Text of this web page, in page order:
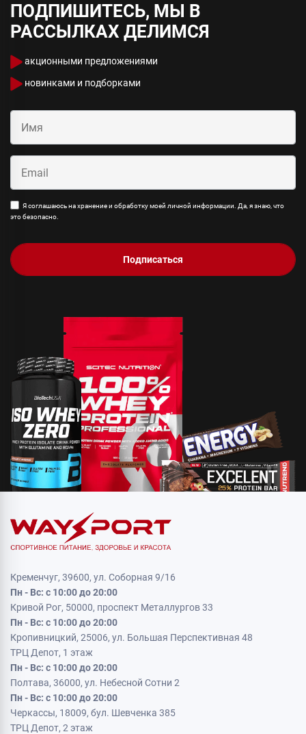
ПОДПИШИТЕСЬ, МЫ В
РАССЫЛКАХ ДЕЛИМСЯ
акционными предложениями
новинками и подборками
Я соглашаюсь на хранение и обработку моей личной информации. Да, я знаю, что
это безопасно.
Подписаться
Кременчуг, 39600, ул. Соборная 9/16
Пн - Вс: с 10:00 до 20:00
Кривой Рог, 50000, проспект Металлургов 33
Пн - Вс: с 10:00 до 20:00
Кропивницкий, 25006, ул. Большая Перспективная 48
ТРЦ Депот, 1 этаж
Пн - Вс: с 10:00 до 20:00
Полтава, 36000, ул. Небесной Сотни 2
Пн - Вс: с 10:00 до 20:00
Черкассы, 18009, бул. Шевченка 385
ТРЦ Депот, 2 этаж